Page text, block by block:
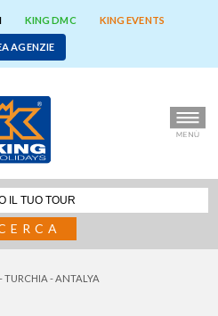
KING DMC KING EVENTS
AGENZIE
-TURCHIA -ANTALYA